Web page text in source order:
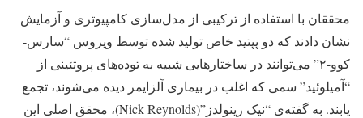
محققان با استفاده از ترکیبی از مدل‌سازی کامپیوتری و آزمایش‌
نشان دادند که دو پپتید خاص تولید شده توسط ویروس “سارس-
کوو-۲” می‌توانند در ساختارهایی شبیه به توده‌های پروتئینی از
“آمیلوئید” سمی که اغلب در بیماری آلزایمر دیده می‌شوند، تجمع
یابند. به گفته‌ی “نیک رینولدز”(Nick Reynolds)، محقق اصلی این